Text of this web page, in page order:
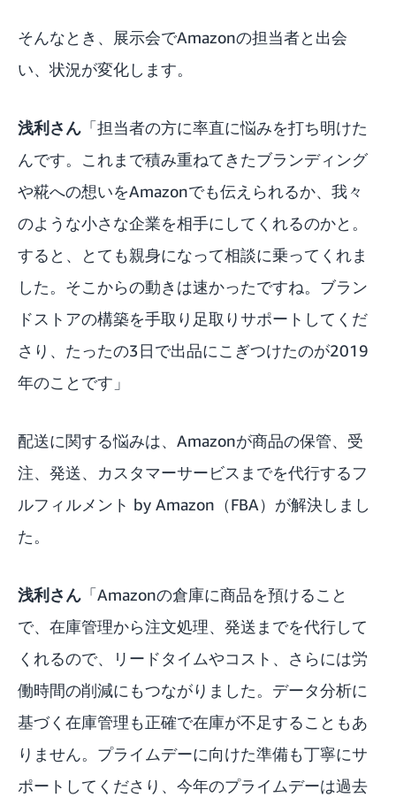
そんなとき、展示会でAmazonの担当者と出会
い、状況が変化します。
浅利さん 「担当者の方に率直に悩みを打ち明けた
んです。これまで積み重ねてきたブランディング
や糀への想いをAmazonでも伝えられるか、我々
のような小さな企業を相手にしてくれるのかと。
すると、とても親身になって相談に乗ってくれま
した。そこからの動きは速かったですね。ブラン
ドストアの構築を手取り足取りサポートしてくだ
さり、たったの3日で出品にこぎつけたのが2019
年のことです」
配送に関する悩みは、Amazonが商品の保管、受
注、発送、カスタマーサービスまでを代行するフ
ルフィルメント by Amazon（FBA）が解決しまし
た。
浅利さん 「Amazonの倉庫に商品を預けること
で、在庫管理から注文処理、発送までを代行して
くれるので、リードタイムやコスト、さらには労
働時間の削減にもつながりました。データ分析に
基づく在庫管理も正確で在庫が不足することもあ
りません。プライムデーに向けた準備も丁寧にサ
ポートしてくださり、今年のプライムデーは過去